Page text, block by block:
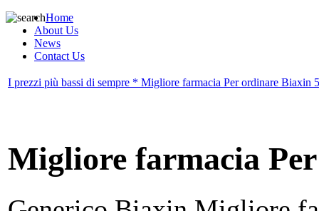
Home
About Us
News
Contact Us
I prezzi più bassi di sempre * Migliore farmacia Per ordinare
Migliore farmacia